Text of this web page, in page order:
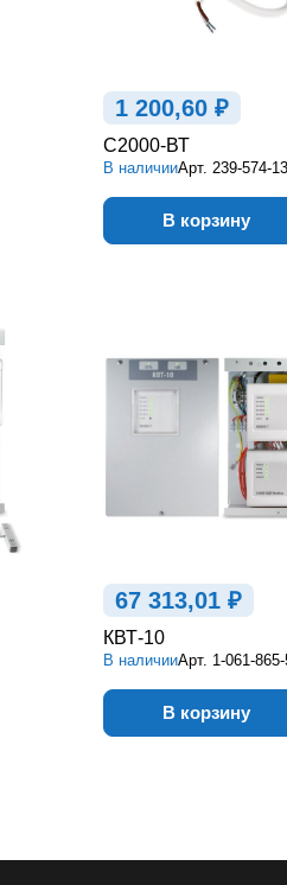
1 200,60 ₽
С2000-ВТ
В наличииАрт. 239-574-
В корзину
67 313,01 ₽
КВТ-10
В наличииАрт. 1-061-
В корзину